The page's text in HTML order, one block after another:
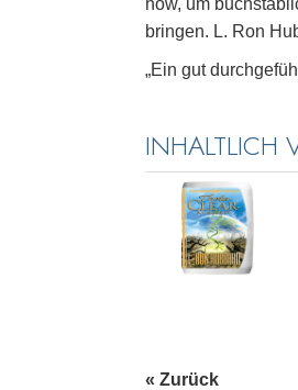
bringen. L. Ron
„Ein gut
INHALTLICH
« Zurück